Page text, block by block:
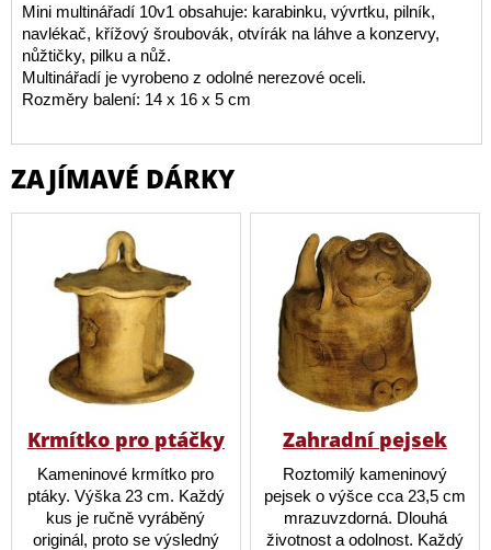
Mini multinářadí 10v1 obsahuje: karabinku, vývrtku, pilník,
navlékač, křížový šroubovák, otvírák na láhve a konzervy,
nůžtičky, pilku a nůž.
Multinářadí je vyrobeno z odolné nerezové oceli.
Rozměry balení: 14 x 16 x 5 cm
ZAJÍMAVÉ DÁRKY
Krmítko pro ptáčky
Kameninové krmítko pro
ptáky. Výška 23 cm. Každý
kus je ručně vyráběný
originál, proto se výsledný
Zahradní pejsek
Roztomilý kameninový
pejsek o výšce cca 23,5 cm
mrazuvzdorná. Dlouhá
životnost a odolnost. Každý